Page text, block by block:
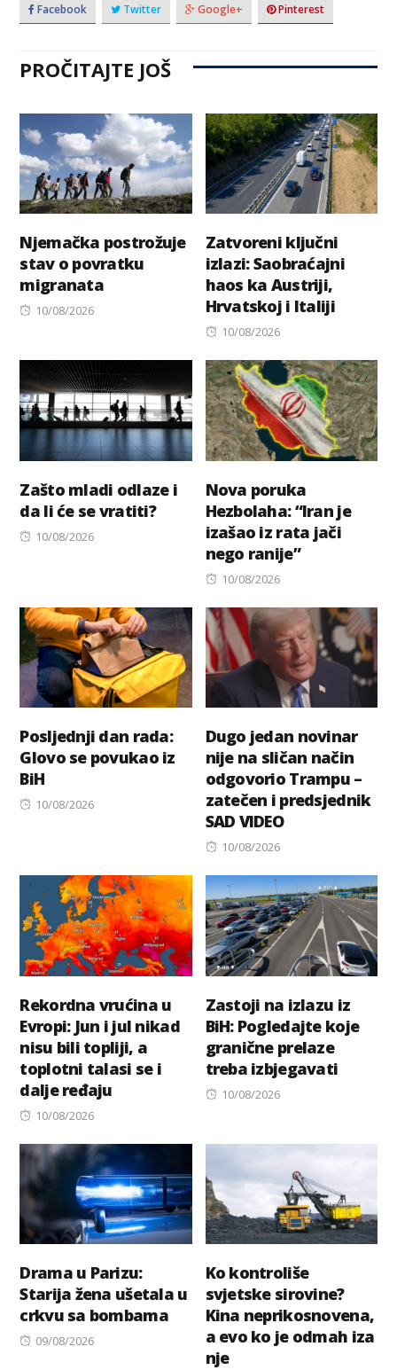
Facebook Twitter Google+ Pinterest
PROČITAJTE JOŠ
Njemačka postrožuje
stav o povratku
migranata
Posted
10/08/2026
Zatvoreni ključni
izlazi: Saobraćajni
haos ka Austriji,
Hrvatskoj i Italiji
Posted
10/08/2026
Zašto mladi odlaze i
da li će se vratiti?
Posted
10/08/2026
Nova poruka
Hezbolaha: “Iran je
izašao iz rata jači
nego ranije”
Posted
10/08/2026
Posljednji dan rada:
Glovo se povukao iz
BiH
Posted
10/08/2026
Dugo jedan novinar
nije na sličan način
odgovorio Trampu –
zatečen i predsjednik
SAD VIDEO
Posted
10/08/2026
Rekordna vrućina u
Evropi: Jun i jul nikad
nisu bili topliji, a
toplotni talasi se i
dalje ređaju
Posted
10/08/2026
Zastoji na izlazu iz
BiH: Pogledajte koje
granične prelaze
treba izbjegavati
Posted
10/08/2026
Drama u Parizu:
Starija žena ušetala u
crkvu sa bombama
Posted
09/08/2026
Ko kontroliše
svjetske sirovine?
Kina neprikosnovena,
a evo ko je odmah iza
nje